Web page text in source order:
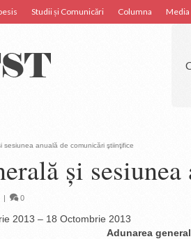
Studii și Comunicări Columna Media
sesiunea anuală de comunicări ştiinţifice
şi
| 0
2013 – 18 Octombrie 2013
Adunarea